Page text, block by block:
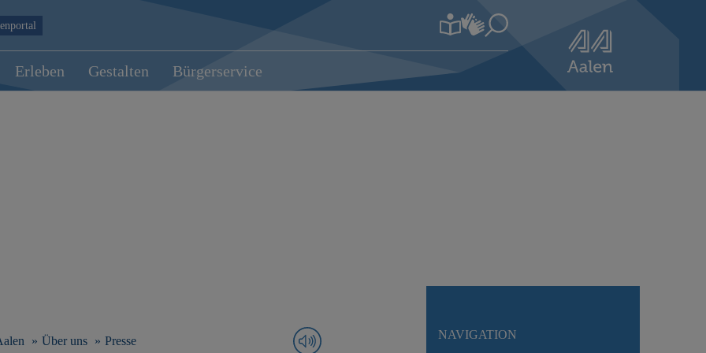
Erleben Gestalten Bürgerservice
Über uns Presse NAVIGATION